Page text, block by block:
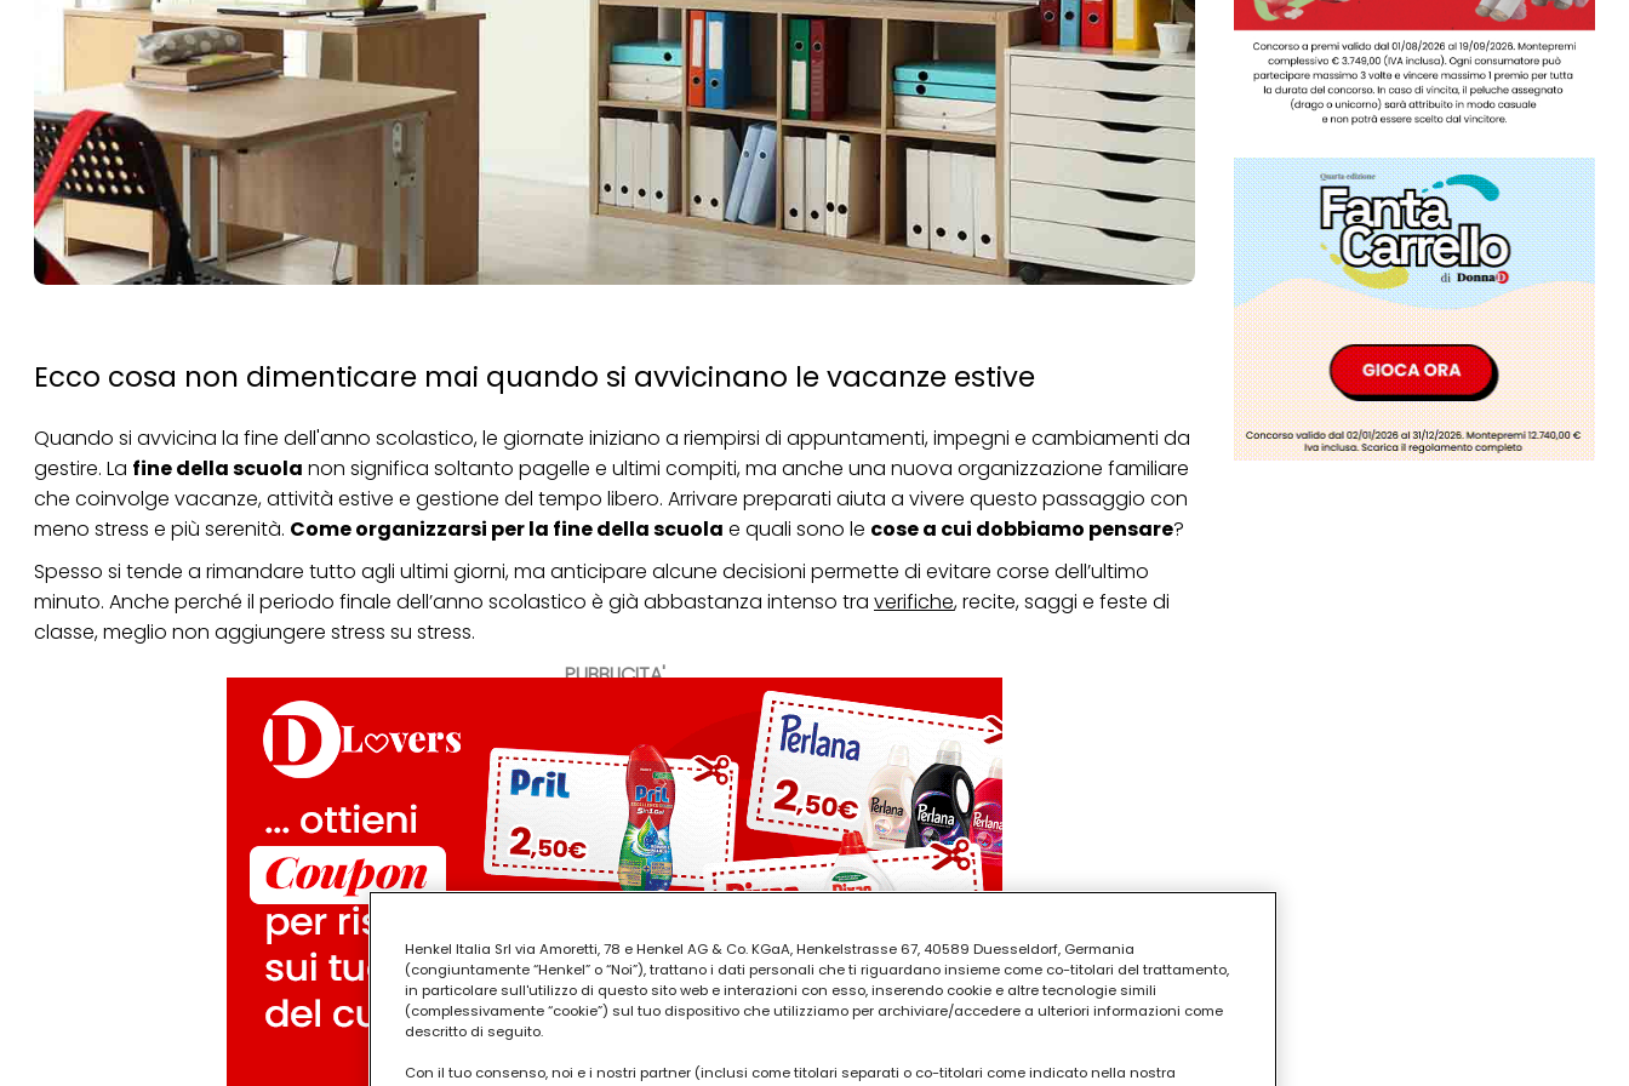
Ecco cosa non dimenticare mai quando si avvicinano le vacanze estive
PUBBLICITA'
Quando si avvicina la fine dell'anno scolastico, le giornate iniziano a riempirsi di appuntamenti, impegni e cambiamenti da
gestire. La fine della scuola non significa soltanto pagelle e ultimi compiti, ma anche una nuova organizzazione familiare
che coinvolge vacanze, attività estive e gestione del tempo libero. Arrivare preparati aiuta a vivere questo passaggio con
meno stress e più serenità. Come organizzarsi per la fine della scuola e quali sono le cose a cui dobbiamo pensare?
Spesso si tende a rimandare tutto agli ultimi giorni, ma anticipare alcune decisioni permette di evitare corse dell’ultimo
minuto. Anche perché il periodo finale dell’anno scolastico è già abbastanza intenso tra verifiche, recite, saggi e feste di
classe, meglio non aggiungere stress su stress.
Henkel Italia Srl via Amoretti, 78 e Henkel AG & Co. KGaA, Henkelstrasse 67, 40589 Duesseldorf, Germania
(congiuntamente “Henkel” o “Noi”), trattano i dati personali che ti riguardano insieme come co-titolari del trattamento,
in particolare sull'utilizzo di questo sito web e interazioni con esso, inserendo cookie e altre tecnologie simili
(complessivamente “cookie”) sul tuo dispositivo che utilizziamo per archiviare/accedere a ulteriori informazioni come
descritto di seguito.
Con il tuo consenso, noi e i nostri partner (inclusi come titolari separati o co-titolari come indicato nella nostra